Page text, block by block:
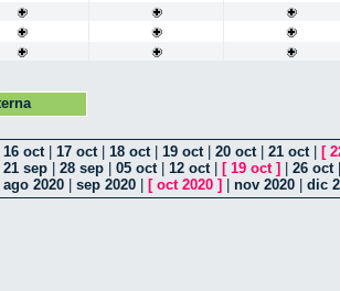
16 oct| 17 oct| 18 oct| 19 oct| 20 oct| 21 oct| [
21 sep 28 sep 05 oct| 12 oct| [ 19 oct] 26 oct
ago 2020 sep 2020 [ oct 2020 ] nov 2020 dic